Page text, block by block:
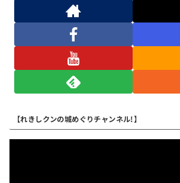
【れきしクンの城めぐりチャンネル!】